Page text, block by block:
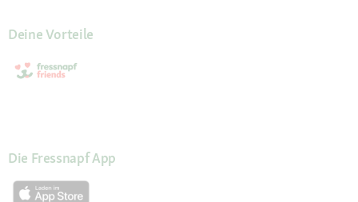
Deine Vorteile
Die Fressnapf App